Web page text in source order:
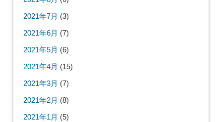
2021年7月 (3)
2021年6月 (7)
2021年5月 (6)
2021年4月 (15)
2021年3月 (7)
2021年2月 (8)
2021年1月 (5)